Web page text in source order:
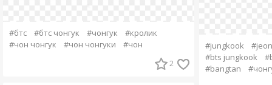
#бтс #бтс чонгук #чонгук
#кролик
#чон чонгук
#чон чонгуки #чон
2
#jungkook
#bts jungkook
#bangtan